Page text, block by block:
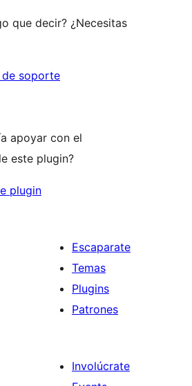
que decir? ¿Necesitas
soporte
apoyar con el
este plugin?
plugin
Escaparate
Temas
Plugins
Patrones
Involúcrate